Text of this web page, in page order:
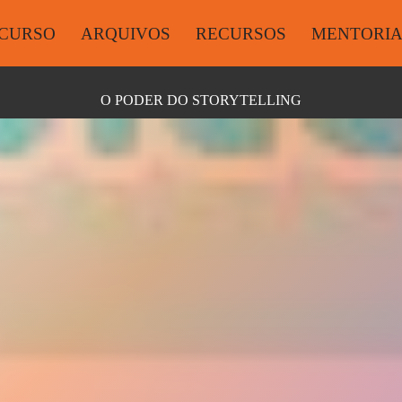
ARQUIVOS RECURSOS MENTORIA
O PODER DO STORYTELLING